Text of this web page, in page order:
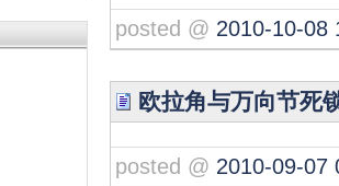
posted @ 2010-10-08
欧拉角与万向节死
posted @ 2010-09-07